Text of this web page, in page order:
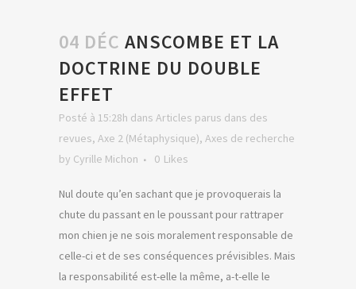
04 DÉC ANSCOMBE ET LA
DOCTRINE DU DOUBLE
EFFET
Posté à 15:28h dans Articles parus dans des
revues, Axe 2 (Métaphysique), Axes de recherche
by Cyrille Michon 0 Likes
Nul doute qu’en sachant que je provoquerais la
chute du passant en le poussant pour rattraper
mon chien je ne sois moralement responsable de
celle-ci et de ses conséquences prévisibles. Mais
la responsabilité est-elle la même, a-t-elle le